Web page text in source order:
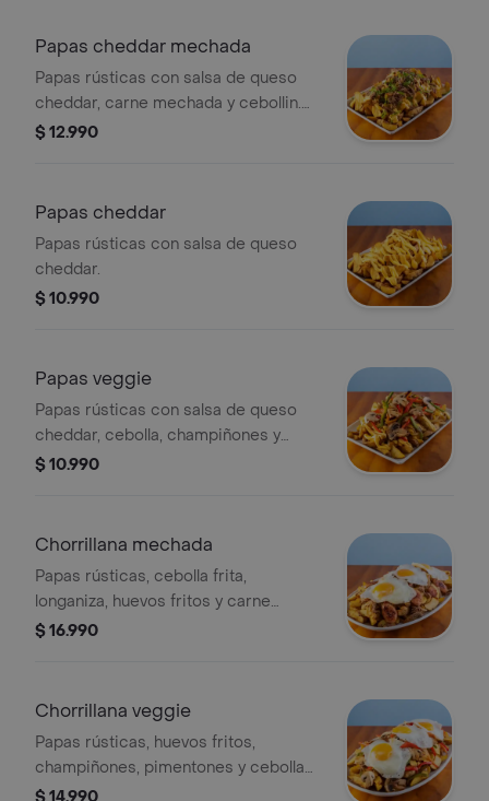
Papas cheddar mechada
Papas rústicas con salsa de queso
cheddar, carne mechada y cebollin.
700gr. para 2-3 personas.
$ 12.990
Papas cheddar
Papas rústicas con salsa de queso
cheddar.
$ 10.990
Papas veggie
Papas rústicas con salsa de queso
cheddar, cebolla, champiñones y
pimientos salteados. 700gr. para 2-3
$ 10.990
Chorrillana mechada
Papas rústicas, cebolla frita,
longaniza, huevos fritos y carne
mechada.
$ 16.990
Chorrillana veggie
Papas rústicas, huevos fritos,
champiñones, pimentones y cebolla
salteada.